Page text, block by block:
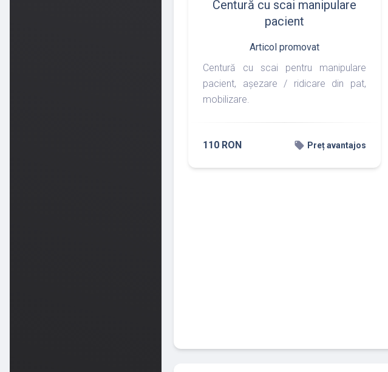
Centură cu scai manipulare
pacient
Articol promovat
Centură cu scai pentru manipulare
pacient, așezare / ridicare din pat,
mobilizare.
110 RON local_offer Preț avantajos